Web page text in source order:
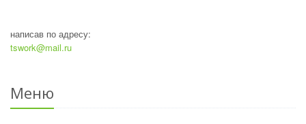
написав по адресу:
tswork@mail.ru
Меню